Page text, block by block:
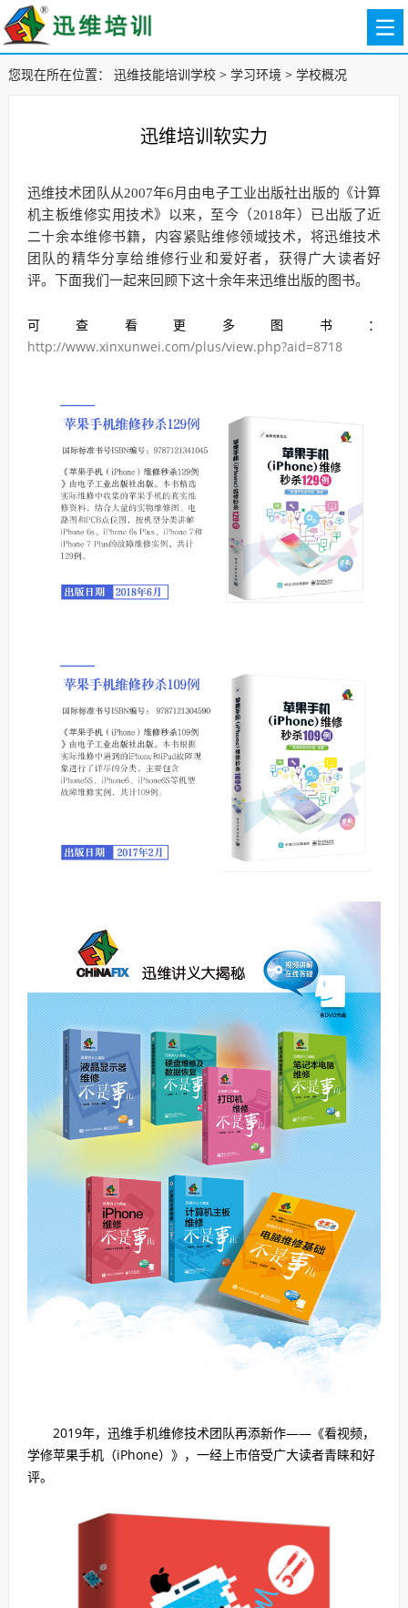
您现在所在位置： 迅维技能培训学校> 学习环境> 学校概况
迅维培训软实力
迅维技术团队从2007年6月由电子工业出版社出版的《计算
机主板维修实用技术》以来，至今（2018年）已出版了近
二十余本维修书籍，内容紧贴维修领域技术，将迅维技术
团队的精华分享给维修行业和爱好者，获得广大读者好
评。下面我们一起来回顾下这十余年来迅维出版的图书。
可查看更多图书：
http://www.xinxunwei.com/plus/view.php?aid=8718
2019年，迅维手机维修技术团队再添新作——《看视频，
学修苹果手机（iPhone）》，一经上市倍受广大读者青睐和好
评。